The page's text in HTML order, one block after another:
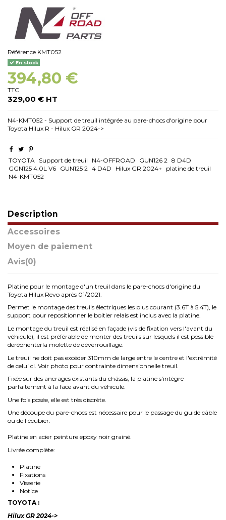
Référence KMT052
En stock
394,80 €
TTC
329,00 € HT
N4-KMT052 - Support de treuil intégrée au pare-chocs d'origine pour
Toyota Hilux R - Hilux GR 2024->
TOYOTA Support de treuil N4-OFFROAD GUN126 2 8 D4D
GGN125 4.0L V6 GUN125 2 4 D4D Hilux GR 2024+
platine de treuil
N4-KMT052
Description
Accessoires
Moyen de paiement
Avis(0)
Platine pour le montage d'un treuil dans le pare-chocs d'origine du
Toyota Hilux Revo après 01/2021.
Permet le montage des treuils électriques les plus courant (3.6T à 5.4T), le
support pour repositionner le boitier relais est inclus avec la platine.
Le montage du treuil est réalisé en façade (vis de fixation vers l'avant du
véhicule), il est préférable de monter des treuils sur lesquels il est possible
deréorienterla molette de déverrouillage.
Le treuil ne doit pas excéder 310mm de large entre le centre et l'extrêmité
de celui ci. Voir photo pour contrainte dimensionnelle treuil.
Fixée sur des ancrages existants du châssis, la platine s'intègre
parfaitement à la face avant du véhicule.
Une fois posée, elle est très discrète.
Une découpe du pare-chocs est nécessaire pour le passage du guide câble
ou de l'écubier.
Platine en acier peinture epoxy noir grainé.
Livrée complète:
Platine
Fixations
Visserie
Notice
TOYOTA :
Hilux GR 2024->